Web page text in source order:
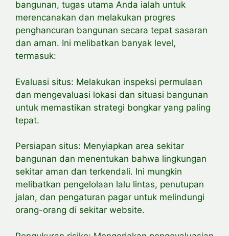
bangunan, tugas utama Anda ialah untuk
merencanakan dan melakukan progres
penghancuran bangunan secara tepat sasaran
dan aman. Ini melibatkan banyak level,
termasuk:
Evaluasi situs: Melakukan inspeksi permulaan
dan mengevaluasi lokasi dan situasi bangunan
untuk memastikan strategi bongkar yang paling
tepat.
Persiapan situs: Menyiapkan area sekitar
bangunan dan menentukan bahwa lingkungan
sekitar aman dan terkendali. Ini mungkin
melibatkan pengelolaan lalu lintas, penutupan
jalan, dan pengaturan pagar untuk melindungi
orang-orang di sekitar website.